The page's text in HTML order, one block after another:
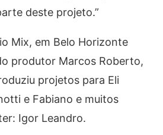
deste projeto.”
Mix, em Belo Horizonte
produtor Marcos Roberto,
projetos para Eli
e Fabiano e muitos
Igor Leandro.